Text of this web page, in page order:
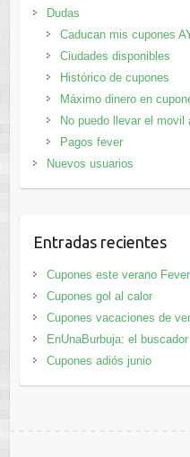
Dudas
Caducan mis cupones
Ciudades disponibles
Histórico de cupones
Máximo dinero en
No puedo llevar el movil
Pagos fever
Nuevos usuarios
Entradas recientes
Cupones este verano Fever
Cupones gol al calor
Cupones vacaciones de
EnUnaBurbuja: el
Cupones adiós junio